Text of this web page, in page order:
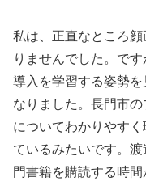
私は、正直なところ
りませんでした。で
導入を学習する姿勢
なりました。長門市
についてわかりやす
ているみたいです。
門書籍を購読する時